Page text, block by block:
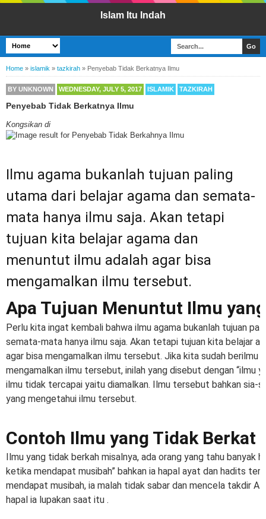
Islam Itu Indah
Home » islamik » tazkirah » Penyebab Tidak Berkatnya Ilmu
BY UNKNOWN WEDNESDAY, JULY 5, 2017 ISLAMIK TAZKIRAH
Penyebab Tidak Berkatnya Ilmu
Kongsikan di
Ilmu agama bukanlah tujuan paling
utama dari belajar agama dan semata-
mata hanya ilmu saja. Akan tetapi
tujuan kita belajar agama dan
menuntut ilmu adalah agar bisa
mengamalkan ilmu tersebut.
Apa Tujuan Menuntut Ilmu
Perlu kita ingat kembali bahwa ilmu agama bukanlah tujuan
semata-mata hanya ilmu saja. Akan tetapi tujuan kita belajar
agar bisa mengamalkan ilmu tersebut. Jika kita sudah berilmu
mengamalkan ilmu tersebut, inilah yang disebut dengan “ilmu
ilmu tidak tercapai yaitu diamalkan. Ilmu tersebut bahkan sia-
yang mengetahui ilmu tersebut.
Contoh Ilmu yang Tidak Berkat
Ilmu yang tidak berkah misalnya, ada orang yang tahu banyak
ketika mendapat musibah” bahkan ia hapal ayat dan hadits
mendapat musibah, ia malah tidak sabar dan mencela takdir
hapal ia lupakan saat itu .